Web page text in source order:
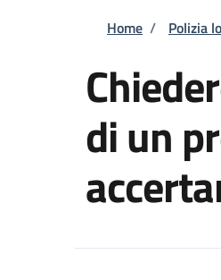
Home / Polizia
di un